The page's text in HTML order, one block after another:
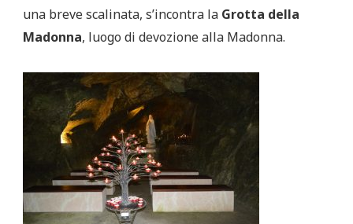
una breve scalinata, s’incontra la Grotta della
Madonna, luogo di devozione alla Madonna.